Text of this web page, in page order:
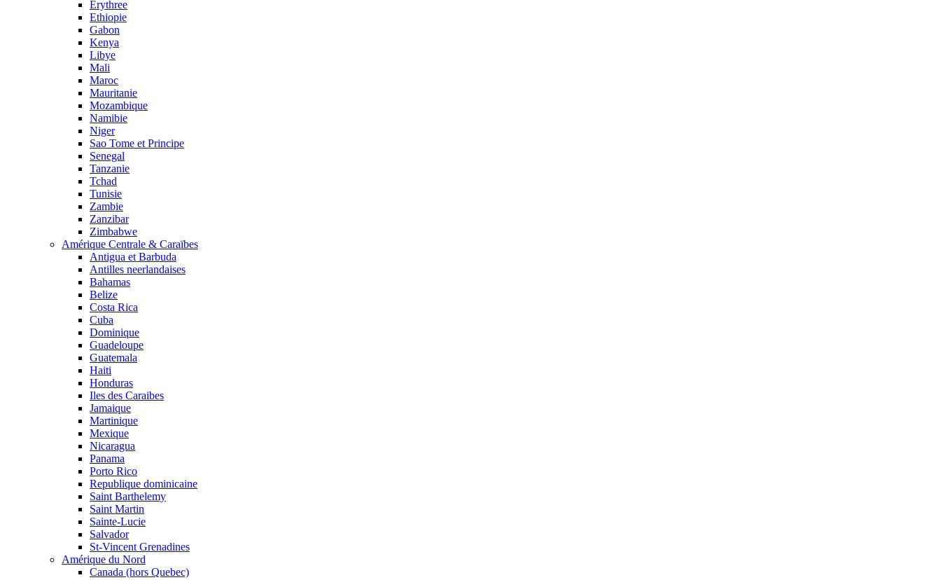
Erythree
Ethiopie
Gabon
Kenya
Libye
Mali
Maroc
Mauritanie
Mozambique
Namibie
Niger
Sao Tome et Principe
Senegal
Tanzanie
Tchad
Tunisie
Zambie
Zanzibar
Zimbabwe
Amérique Centrale & Caraïbes
Antigua et Barbuda
Antilles neerlandaises
Bahamas
Belize
Costa Rica
Cuba
Dominique
Guadeloupe
Guatemala
Haiti
Honduras
Iles des Caraibes
Jamaique
Martinique
Mexique
Nicaragua
Panama
Porto Rico
Republique dominicaine
Saint Barthelemy
Saint Martin
Sainte-Lucie
Salvador
St-Vincent Grenadines
Amérique du Nord
Canada (hors Quebec)